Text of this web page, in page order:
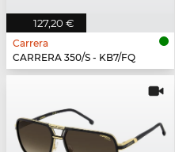
127,20 €
Carrera
CARRERA 350/S - KB7/FQ